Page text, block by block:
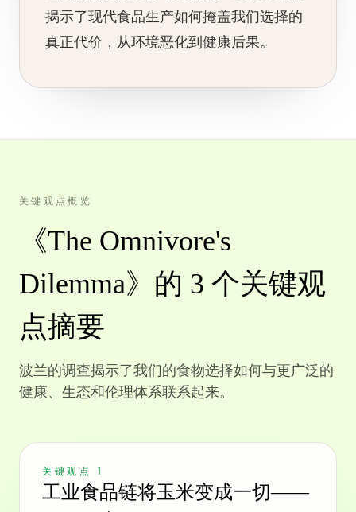
揭示了现代食品生产如何掩盖我们选择的
真正代价，从环境恶化到健康后果。
关键观点概览
《The Omnivore's
Dilemma》的 3 个关键观
点摘要
波兰的调查揭示了我们的食物选择如何与更广泛的
健康、生态和伦理体系联系起来。
关键观点 1
工业食品链将玉米变成一切——